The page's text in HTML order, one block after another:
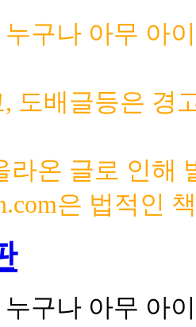
구나 아무 아
도배글등은 경
라온 글로 인해
은 법적인
구나 아무 아